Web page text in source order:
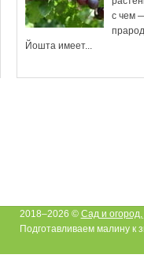
с чем
Йошта имеет...
2018–2026 © Сад и
Подготавливаем малину к